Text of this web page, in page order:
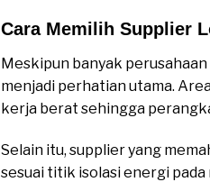
Cara Memilih Supplier
Meskipun banyak
menjadi perhatian utama.
kerja berat sehingga
Selain itu, supplier yang
sesuai titik isolasi energi